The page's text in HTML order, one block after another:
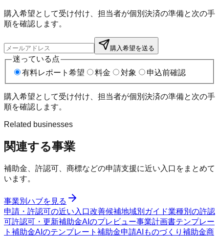
購入希望として受け付け、担当者が個別決済の準備と次の手
順を確認します。
購入希望を送る
迷っている点
有料レポート希望
料金 対象 申込前確認
購入希望として受け付け、担当者が個別決済の準備と次の手
順を確認します。
Related businesses
関連する事業
補助金、許認可、商標などの申請支援に近い入口をまとめて
います。
事業別ハブを見る
申請・許認可の近い入口改善候補地域別ガイド業種別の許認
可許認可・更新補助金AIのプレビュー事業計画書テンプレー
ト 補助金AIのテンプレート 補助金申請AI ものづくり補助金商